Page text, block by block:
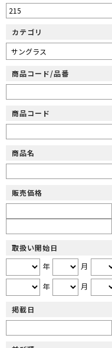
カテゴリ
商品コード/品番
商品コード
商品名
販売価格
取扱い開始日
年
月
年
月
掲載日